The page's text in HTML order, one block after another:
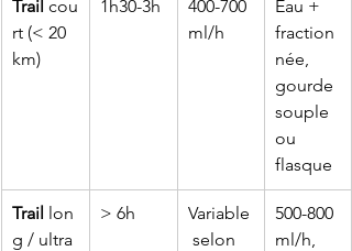
Trail cou
rt (< 20
km)
1h30-3h
400-700
ml/h
Eau +
fraction
née,
gourde
souple
ou
flasque
Trail lon
g / ultra
> 6h
Variable
selon
500-800
ml/h,